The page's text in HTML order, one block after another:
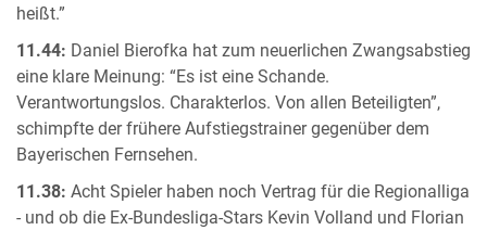
heißt.”
11.44: Daniel Bierofka hat zum neuerlichen Zwangsabstieg
eine klare Meinung: “Es ist eine Schande.
Verantwortungslos. Charakterlos. Von allen Beteiligten”,
schimpfte der frühere Aufstiegstrainer gegenüber dem
Bayerischen Fernsehen.
11.38: Acht Spieler haben noch Vertrag für die Regionalliga
- und ob die Ex-Bundesliga-Stars Kevin Volland und Florian